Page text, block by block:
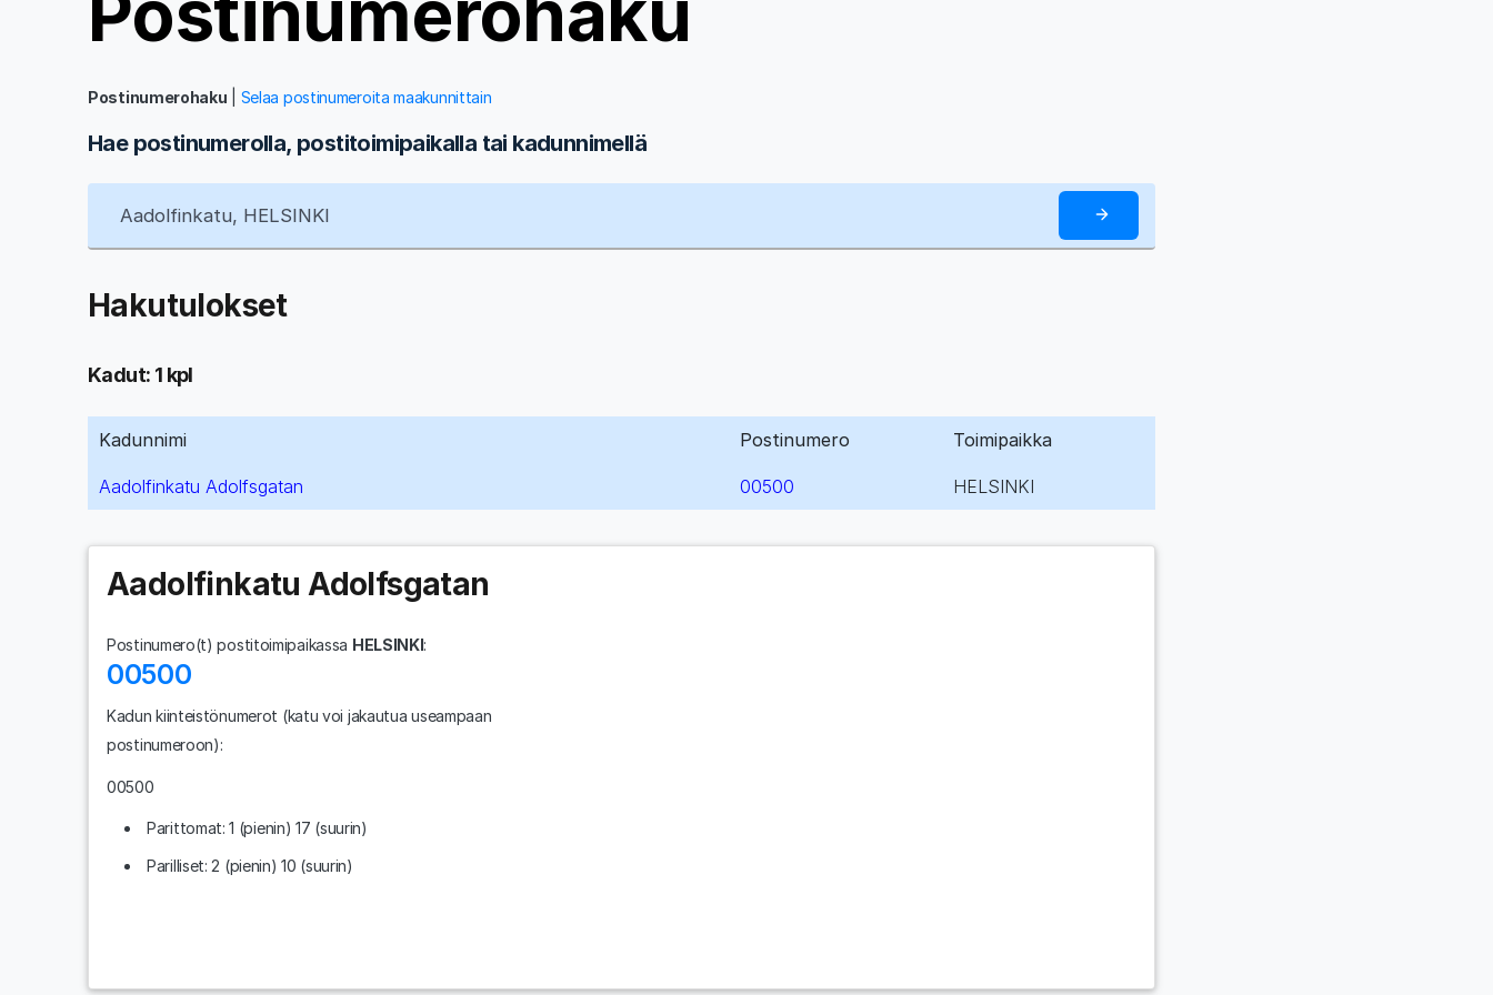
Postinumerohaku Selaa postinumeroita maakunnittain
Hae postinumerolla, postitoimipaikalla tai kadunnimellä
Hakutulokset
Kadut: 1 kpl
Kadunnimi Postinumero Toimipaikka
Aadolfinkatu Adolfsgatan 00500 HELSINKI
Aadolfinkatu Adolfsgatan
Postinumero(t) postitoimipaikassa HELSINKI:
00500
Kadun kiinteistönumerot (katu voi jakautua useampaan
postinumeroon):
00500
Parittomat: 1 (pienin) 17 (suurin)
Parilliset: 2 (pienin) 10 (suurin)